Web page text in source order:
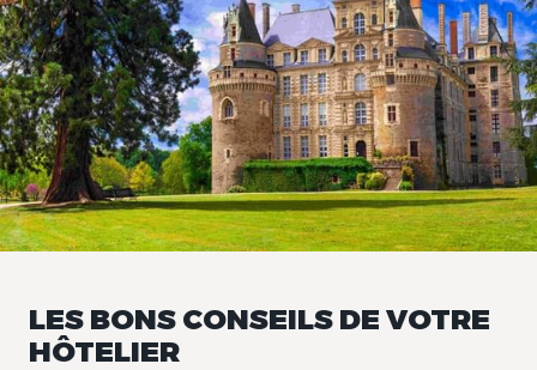
LES BONS CONSEILS DE VOTRE
HÔTELIER